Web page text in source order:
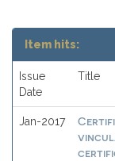
Item hits:
Issue
Date
Title
Jan-2017